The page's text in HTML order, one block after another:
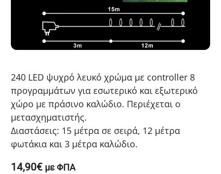
240 LED ψυχρό λευκό χρώμα με controller 8
προγραμμάτων για εσωτερικό και εξωτερικό
χώρο με πράσινο καλώδιο. Περιέχεται ο
μετασχηματιστής.
Διαστάσεις: 15 μέτρα σε σειρά, 12 μέτρα
φωτάκια και 3 μέτρα καλώδιο.
14,90€ με ΦΠΑ